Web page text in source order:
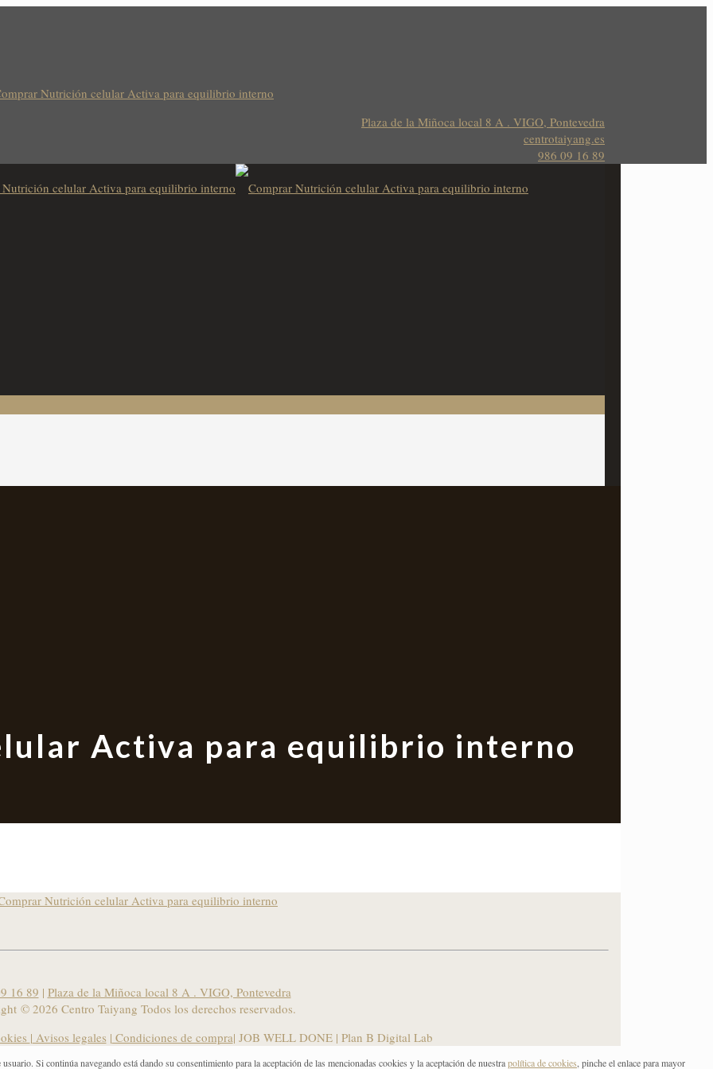
Plaza de la Miñoca local 8 A . VIGO, Pontevedra
centrotaiyang.es
986 09 16 89
Activa para equilibrio interno
16 89 | Plaza de la Miñoca local 8 A . VIGO, Pontevedra
©2026 Centro Taiyang Todos los derechos reservados.
| Avisos legales | Condiciones de compra| JOB WELL DONE | Plan B Digital Lab
Si continúa navegando está dando su consentimiento para la aceptación de las mencionadas cookies y la aceptación de nuestrapolítica de cookies , pinche el enlace para mayor